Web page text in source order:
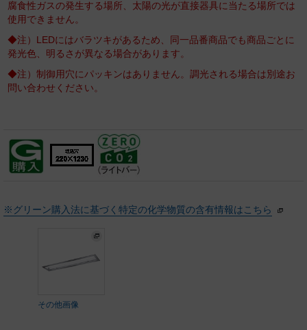
腐食性ガスの発生する場所、太陽の光が直接器具に当たる場所では
使用できません。
◆注）LEDにはバラツキがあるため、同一品番商品でも商品ごとに
発光色、明るさが異なる場合があります。
◆注）制御用穴にパッキンはありません。調光される場合は別途お
問い合わせください。
※グリーン購入法に基づく特定の化学物質の含有情報はこちら
その他画像